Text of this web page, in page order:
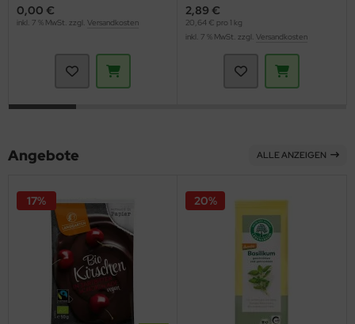
0,00 €
inkl. 7 % MwSt. zzgl. Versandkosten
2,89 €
20,64 € pro 1 kg
inkl. 7 % MwSt. zzgl. Versandkosten
Angebote ALLE ANZEIGEN
17% 20%